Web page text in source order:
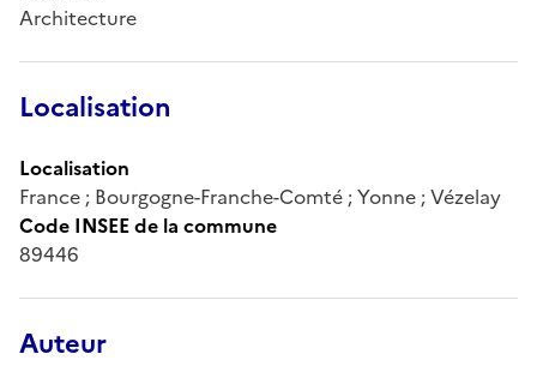
Architecture
Localisation
Localisation
France ; Bourgogne-Franche-Comté ; Yonne ; Vézelay
Code INSEE de la commune
89446
Auteur